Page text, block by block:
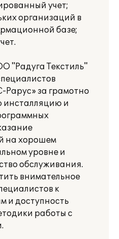
учет;
организаций в
базе;
"Радуга Текстиль"
Рарус» за грамотно
инсталляцию и
на хорошем
уровне и
обслуживания.
внимательное
к
и доступность
работы с